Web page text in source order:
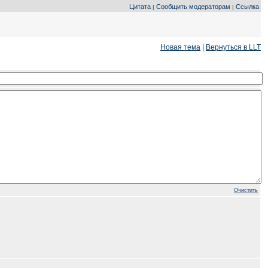
Цитата | Сообщить модераторам | Ссылка
Новая тема Вернуться в LLT
Очистить